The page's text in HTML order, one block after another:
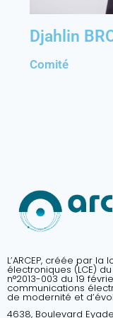
Djahlin
Comité
L’ARCEP, créée par
électroniques (LCE)
n°2013-003 du 19
communications
de modernité et
4638, Boulevard